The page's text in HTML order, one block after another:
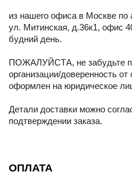
из нашего офиса в Москве по
ул. Митинская, д.36к1, офис
будний день.
ПОЖАЛУЙСТА, не забудьте
организации/доверенность от
оформлен на юридическое
Детали доставки можно
подтверждении заказа.
ОПЛАТА